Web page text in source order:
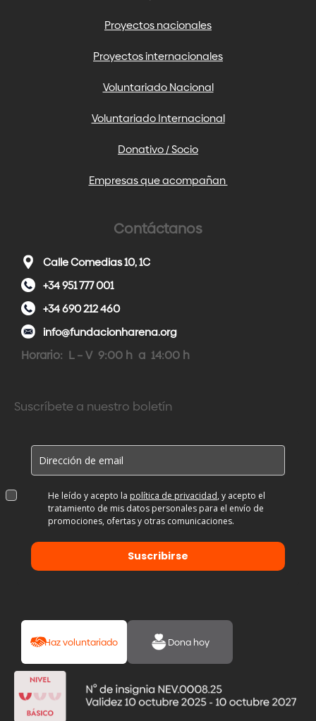
Proyectos nacionales
Proyectos internacionales
Voluntariado Nacional
Voluntariado Internacional
Donativo / Socio
Empresas que acompañan
Contáctanos
Calle Comedias 10, 1C
+34 951 777 001
+34 690 212 460
info@fundacionharena.org
Horario: L – V 9:00 h a 14:00 h
Suscríbete a nuestro boletín
He leído y acepto la política de privacidad, y acepto el
tratamiento de mis datos personales para el envío de
promociones, ofertas y otras comunicaciones.
Suscribirse
Haz voluntariado Dona hoy